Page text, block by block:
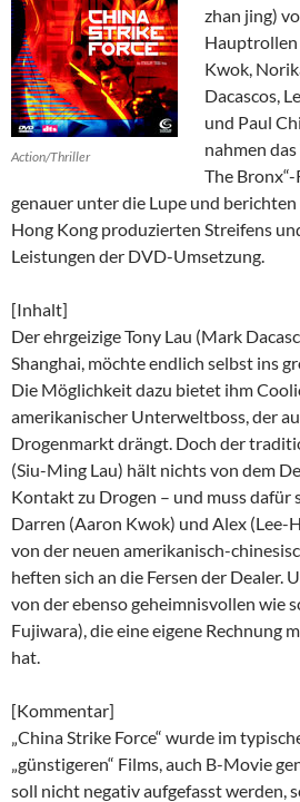
Action/Thriller
zhan jing)
Hauptrollen
Kwok,
Dacascos,
und Paul
nahmen
The
genauer unter die Lupe und
Hong Kong produzierten Streifens
Leistungen der DVD-Umsetzung.
[Inhalt]
Der ehrgeizige Tony Lau (Mark
Shanghai, möchte endlich selbst ins
Die Möglichkeit dazu bietet ihm
amerikanischer Unterweltboss, der
Drogenmarkt drängt. Doch der
(Siu-Ming Lau) hält nichts von dem
Kontakt zu Drogen – und muss dafür
Darren (Aaron Kwok) und Alex (Lee-
von der neuen amerikanisch-
heften sich an die Fersen der Dealer.
von der ebenso geheimnisvollen wie
Fujiwara), die eine eigene Rechnung
hat.
[Kommentar]
„China Strike Force“ wurde im
„günstigeren“ Films, auch B-Movie
soll nicht negativ aufgefasst werden,